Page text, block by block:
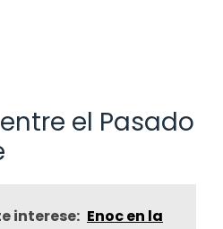
el Pasado
interese: Enoc en la